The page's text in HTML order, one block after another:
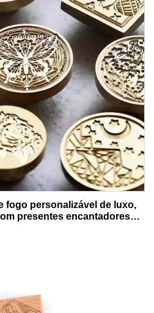
fogo personalizável de luxo,
presentes encantadores